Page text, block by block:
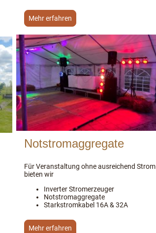
Mehr erfahren
Notstromaggregate
Für Veranstaltung ohne ausreichend Strom
bieten wir
Inverter Stromerzeuger
Notstromaggregate
Starkstromkabel 16A & 32A
Mehr erfahren